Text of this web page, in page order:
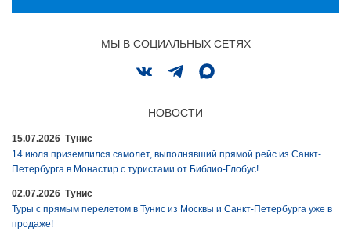
МЫ В СОЦИАЛЬНЫХ СЕТЯХ
НОВОСТИ
15.07.2026 Тунис
14 июля приземлился самолет, выполнявший прямой рейс из Санкт-
Петербурга в Монастир с туристами от Библио-Глобус!
02.07.2026 Тунис
Туры с прямым перелетом в Тунис из Москвы и Санкт-Петербурга уже в
продаже!